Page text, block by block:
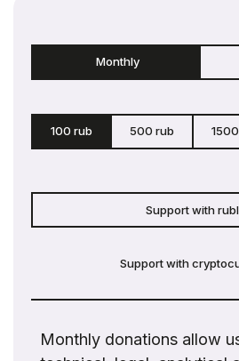
Monthly
100 rub 500 rub
Support with
Support with
Monthly donations allow